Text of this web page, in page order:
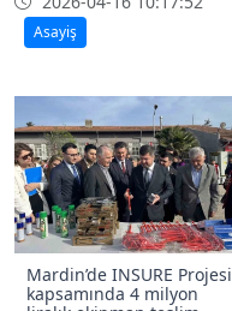
Asayiş
Mardin’de INSURE Projesi
kapsamında 4 milyon